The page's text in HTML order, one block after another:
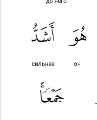
он
сильнее